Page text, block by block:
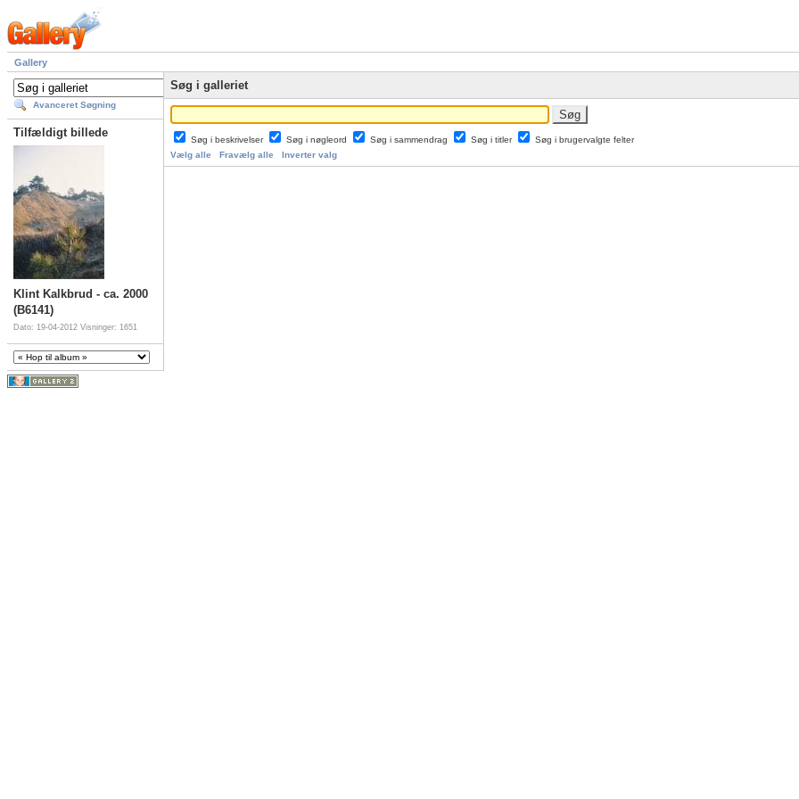
Gallery
Avanceret Søgning
Tilfældigt billede
Klint Kalkbrud - ca. 2000
(B6141)
Dato: 19-04-2012 Visninger: 1651
Søg i galleriet
Søg i beskrivelser Søg i nøgleord Søg i sammendrag Søg i titler
Søg i brugervalgte felter
Vælg alle
Fravælg alle Inverter valg